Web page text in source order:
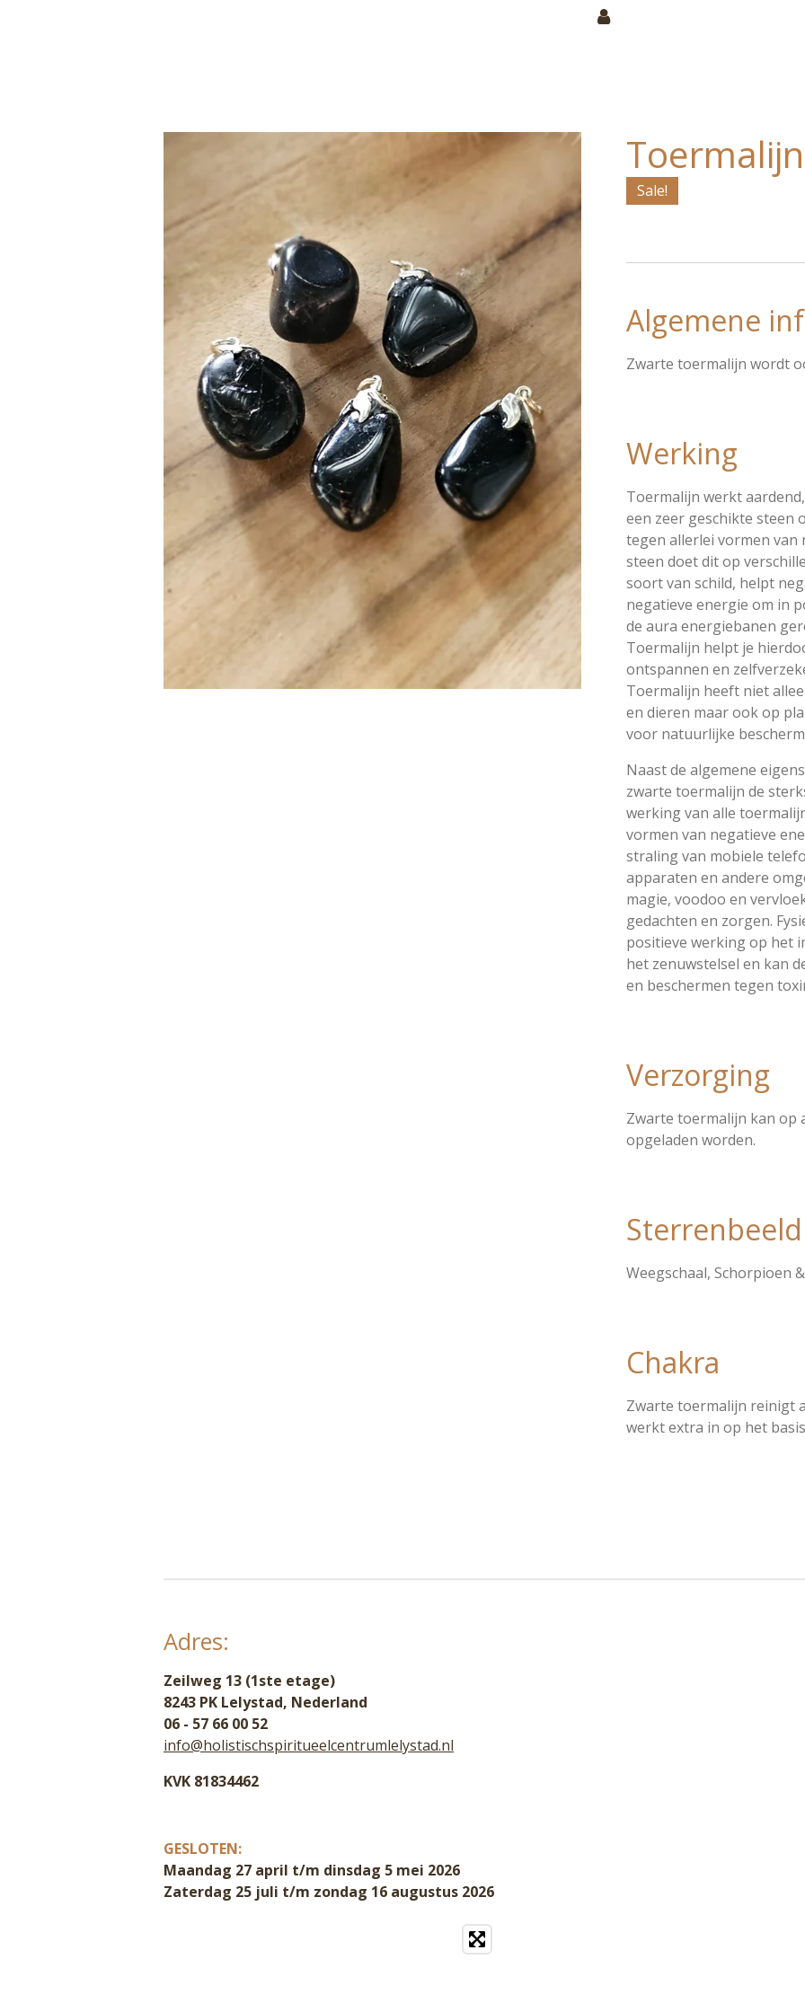
Sale!
Algemene
Zwarte toermalijn wordt
Werking
Toermalijn werkt
een zeer geschikte steen
tegen allerlei vormen van
steen doet dit op
soort van schild, helpt
negatieve energie om in
de aura energiebanen
Toermalijn helpt je
ontspannen en
Toermalijn heeft niet
en dieren maar ook op
voor natuurlijke
Naast de algemene
zwarte toermalijn de
werking van alle
vormen van negatieve
straling van mobiele
apparaten en andere
magie, voodoo en
gedachten en zorgen.
positieve werking op het
het zenuwstelsel en kan
en beschermen tegen
Verzorging
Zwarte toermalijn kan op
opgeladen worden.
Sterrenbeeld
Weegschaal, Schorpioen
Chakra
Zwarte toermalijn reinigt
werkt extra in op het
Adres:
Zeilweg 13 (1ste etage)
8243 PK Lelystad, Nederland
06 - 57 66 00 52
info@holistischspiritueelcentrumlelystad.nl
KVK 81834462
GESLOTEN:
Maandag 27 april t/m dinsdag 5 mei 2026
Zaterdag 25 juli t/m zondag 16 augustus 2026